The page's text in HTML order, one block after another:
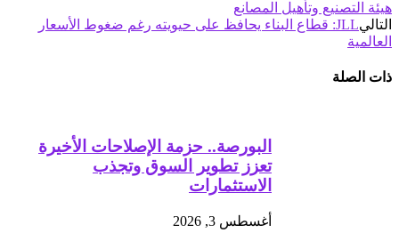
هيئة التصنيع وتأهيل المصانع
التالي
JLL: قطاع البناء يحافظ على حيويته رغم ضغوط الأسعار
العالمية
ذات الصلة
البورصة.. حزمة الإصلاحات الأخيرة
تعزز تطوير السوق وتجذب
الاستثمارات
أغسطس 3, 2026